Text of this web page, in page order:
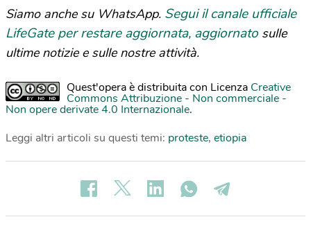
Siamo anche su WhatsApp. Segui il canale ufficiale
LifeGate per restare aggiornata, aggiornato sulle
ultime notizie e sulle nostre attività.
Quest'opera è distribuita con Licenza Creative
Commons Attribuzione - Non commerciale -
Non opere derivate 4.0 Internazionale.
Leggi altri articoli su questi temi: proteste, etiopia